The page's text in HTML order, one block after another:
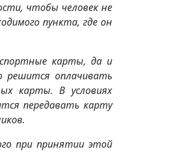
чтобы человек не
пункта, где он
карты, да и
решится оплачивать
карты. В условиях
передавать карту
при принятии этой